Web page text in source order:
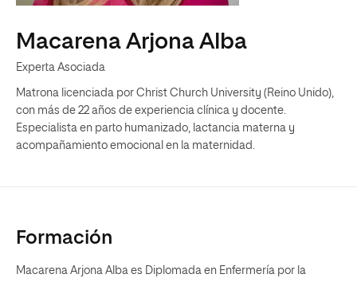
Macarena Arjona Alba
Experta Asociada
Matrona licenciada por Christ Church University (Reino Unido),
con más de 22 años de experiencia clínica y docente.
Especialista en parto humanizado, lactancia materna y
acompañamiento emocional en la maternidad.
Formación
Macarena Arjona Alba es Diplomada en Enfermería por la